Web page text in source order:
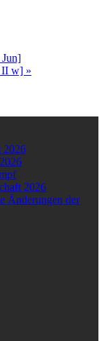
II w] »
2026
2026
Änderungen der